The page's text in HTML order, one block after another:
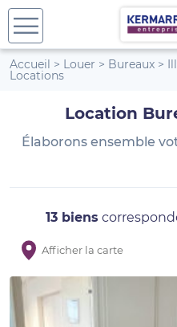
Accueil > Louer > Bureaux >
Locations
Location
Élaborons ensemble
13 biens
Afficher la carte